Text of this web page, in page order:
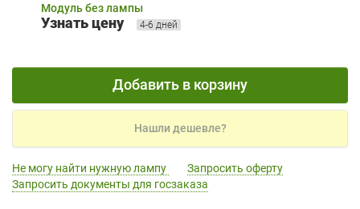
Модуль без лампы
Узнать цену 4-6 дней
Добавить в корзину
Нашли дешевле?
Не могу найти нужную лампу
Запросить оферту
Запросить документы для госзаказа